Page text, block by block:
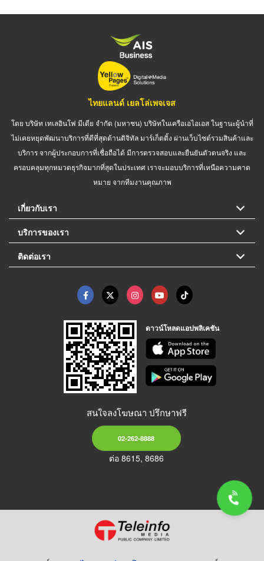
ไทยแลนด์ เยลโล่เพจเจส
โดย บริษัท เทเลอินโฟ มีเดีย จำกัด (มหาชน) บริษัทในเครือเอไอเอส ในฐานะผู้นำที่
ไม่เคยหยุดพัฒนาบริการที่ดีที่สุดด้านดิจิทัล มาร์เก็ตติ้ง ผ่านเว็บไซต์รวมสินค้าและ
บริการ จากผู้ประกอบการที่เชื่อถือได้ มีการตรวจสอบและยืนยันตัวตนจริง และ
ครอบคลุมทุกหมวดธุรกิจมากที่สุดในประเทศ เราจะมอบบริการที่เหนือความคาด
หมาย จากทีมงานคุณภาพ
เกี่ยวกับเรา
บริการของเรา
ติดต่อเรา
ดาวน์โหลดแอปพลิเคชัน
สนใจลงโฆษณา ปรึกษาฟรี
02-262-8888
ต่อ 8615, 8686